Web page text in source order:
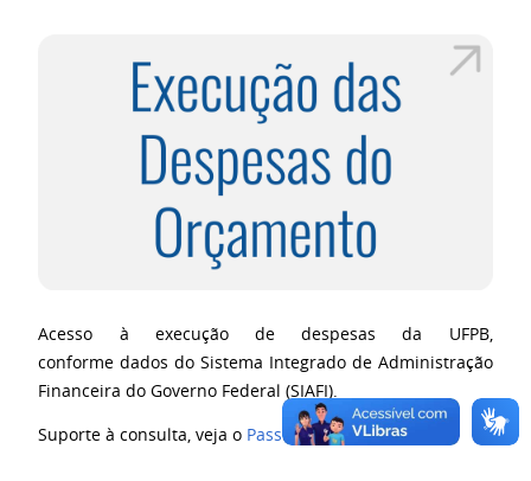
Acesso à execução de despesas da UFPB,
conformedados do Sistema Integrado de Administração
Financeira do Governo Federal (SIAFI).
Suporte à consulta, veja o Passo a Passo